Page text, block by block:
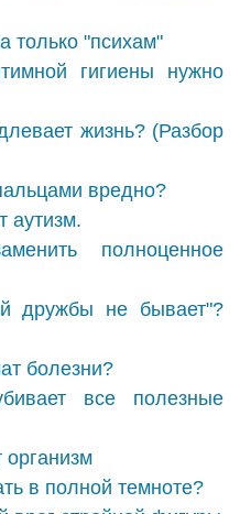
только "психам"
гигиены нужно
жизнь? (Разбор
вредно?
аутизм.
полноценное
дружбы не бывает"?
болезни?
все полезные
в полной темноте?